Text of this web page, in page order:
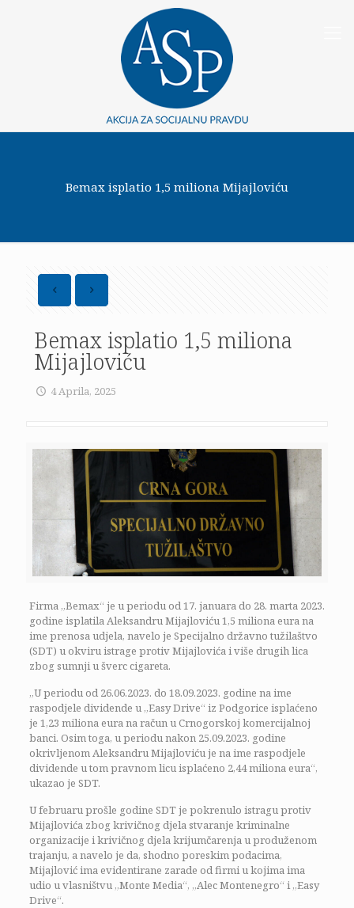
Bemax isplatio 1,5 miliona Mijajloviću
Bemax isplatio 1,5 miliona
Mijajloviću
4 Aprila, 2025
Firma „Bemax“ je u periodu od 17. januara do 28. marta 2023.
godine isplatila Aleksandru Mijajloviću 1,5 miliona eura na
ime prenosa udjela, navelo je Specijalno državno tužilaštvo
(SDT) u okviru istrage protiv Mijajlovića i više drugih lica
zbog sumnji u šverc cigareta.
„U periodu od 26.06.2023. do 18.09.2023. godine na ime
raspodjele dividende u „Easy Drive“ iz Podgorice isplaćeno
je 1,23 miliona eura na račun u Crnogorskoj komercijalnoj
banci. Osim toga, u periodu nakon 25.09.2023. godine
okrivljenom Aleksandru Mijajloviću je na ime raspodjele
dividende u tom pravnom licu isplaćeno 2,44 miliona eura“,
ukazao je SDT.
U februaru prošle godine SDT je pokrenulo istragu protiv
Mijajlovića zbog krivičnog djela stvaranje kriminalne
organizacije i krivičnog djela krijumčarenja u produženom
trajanju, a navelo je da, shodno poreskim podacima,
Mijajlović ima evidentirane zarade od firmi u kojima ima
udio u vlasništvu „Monte Media“, „Alec Montenegro“ i „Easy
Drive“.